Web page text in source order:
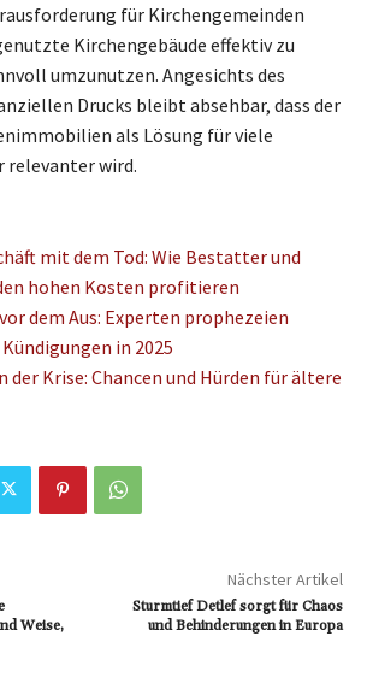
für Kirchengemeinden
Kirchengebäude effektiv zu
umzunutzen. Angesichts des
Drucks bleibt absehbar, dass der
als Lösung für viele
relevanter wird.
mit dem Tod: Wie Bestatter und
hohen Kosten profitieren
dem Aus: Experten prophezeien
in 2025
Krise: Chancen und Hürden für ältere
Weise,
Nächster Artikel
Sturmtief Detlef sorgt für Chaos
und Behinderungen in Europa